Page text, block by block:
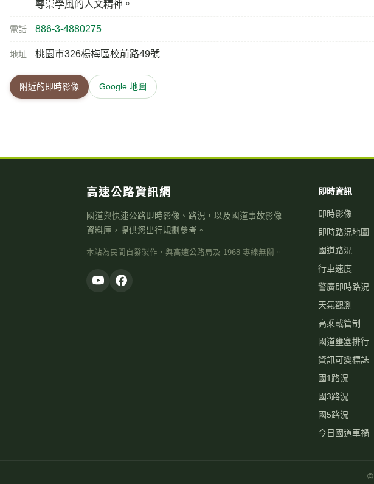
尊崇學風的人文精神。
電話 886-3-4880275
地址 桃園市326楊梅區校前路49號
附近的即時影像 Google 地圖
高速公路資訊網
國道與快速公路即時影像、路況，以及國道事故影像
資料庫，提供您出行規劃參考。
本站為民間自發製作，與高速公路局及 1968 專線無關。
即時資訊
即時影像
即時路況地圖
國道路況
行車速度
警廣即時路況
天氣觀測
高乘載管制
國道壅塞排行
資訊可變標誌
國1路況
國3路況
國5路況
今日國道車禍
©